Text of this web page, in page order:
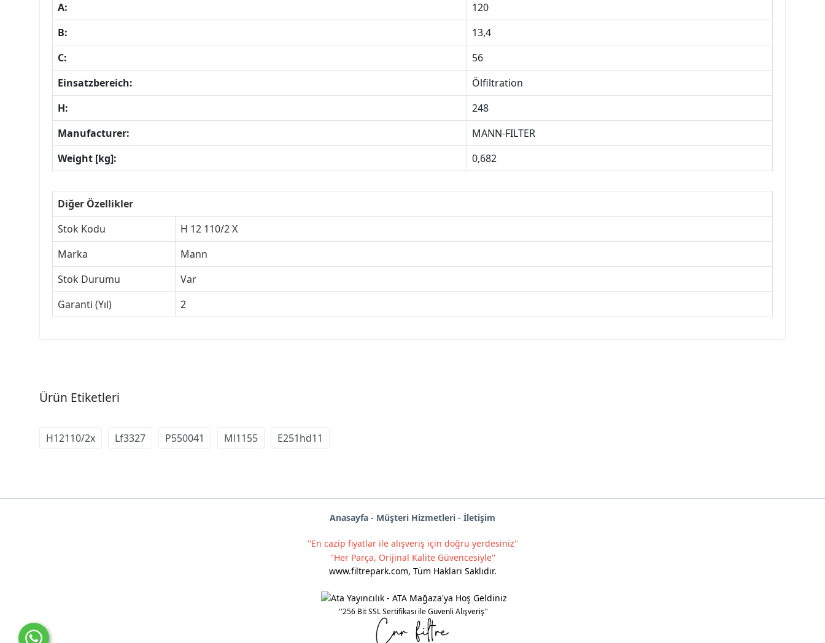
A:
120
B:
13,4
C:
56
Einsatzbereich:
Ölfiltration
H:
248
Manufacturer:
MANN-FILTER
Weight [kg]:
0,682
Diğer Özellikler
Stok Kodu
H 12 110/2 X
Marka
Mann
Stok Durumu
Var
Garanti (Yıl)
2
Ürün Etiketleri
H12110/2x Lf3327 P550041 Ml1155 E251hd11
Anasayfa - Müşteri Hizmetleri - İletişim
''En cazip fiyatlar ile alışveriş için doğru yerdesiniz''
''Her Parça, Orijinal Kalite Güvencesiyle''
www.filtrepark.com, Tüm Hakları Saklıdır.
''256 Bit SSL Sertifikası ile Güvenli Alışveriş''